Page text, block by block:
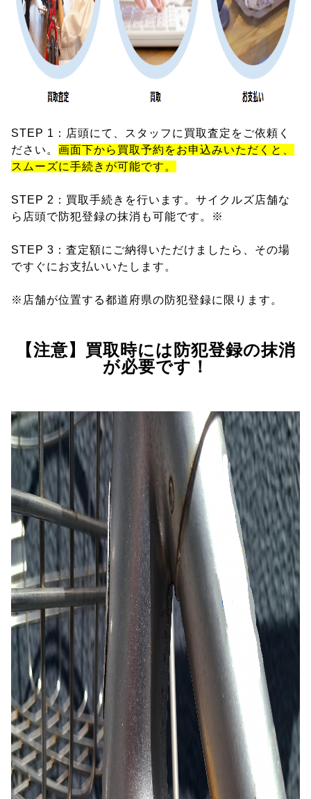
STEP 1：店頭にて、スタッフに買取査定をご依頼く
ださい。 画面下から買取予約をお申込みいただくと、
スムーズに手続きが可能です。
STEP 2：買取手続きを行います。サイクルズ店舗な
ら店頭で防犯登録の抹消も可能です。※
STEP 3：査定額にご納得いただけましたら、その場
ですぐにお支払いいたします。
※店舗が位置する都道府県の防犯登録に限ります。
【注意】買取時には防犯登録の抹消
が必要です！